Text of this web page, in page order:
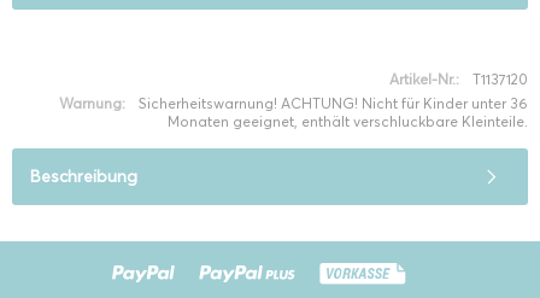
Artikel-Nr.:
T1137120
Warnung:
Sicherheitswarnung! ACHTUNG! Nicht für Kinder unter 36
Monaten geeignet, enthält verschluckbare Kleinteile.
Beschreibung